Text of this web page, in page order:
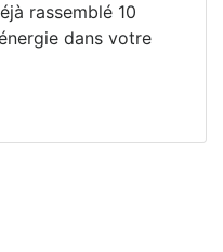
rassemblé 10
dans votre